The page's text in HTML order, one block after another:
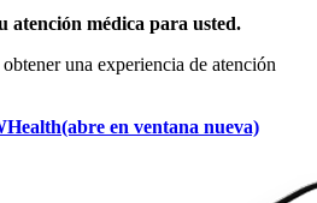
atención médica para usted.
una experiencia de atención
(abre en ventana nueva)